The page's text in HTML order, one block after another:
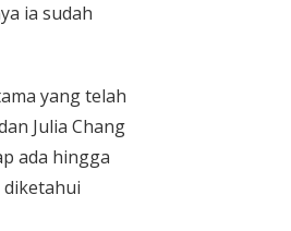
ia sudah
yang telah
Julia Chang
ada hingga
diketahui